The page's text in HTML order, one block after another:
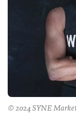
© 2024 SYNE